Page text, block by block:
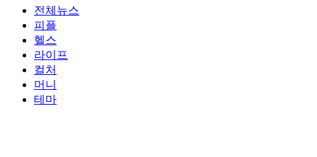
전체뉴스
피플
헬스
라이프
컬처
머니
테마